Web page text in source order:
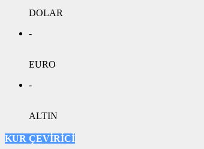
DOLAR
-
EURO
-
ALTIN
KUR ÇEVİRİCİ